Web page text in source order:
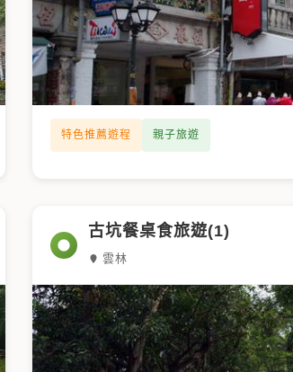
特色推薦遊程 親子旅遊
古坑餐桌食旅遊(1)
雲林